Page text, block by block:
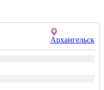
Архангельск